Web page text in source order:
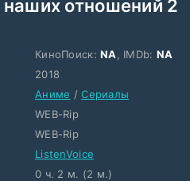
отношений 2
КиноПоиск:NA , IMDb: NA
2018
Аниме /Сериалы
WEB-Rip
WEB-Rip
ListenVoice
0 ч. 2 м. (2 м.)